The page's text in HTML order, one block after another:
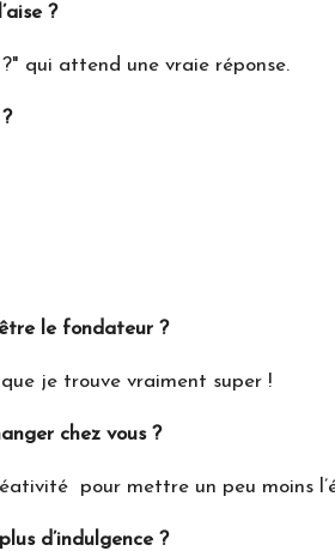
?
qui attend une vraie réponse.
le fondateur ?
je trouve vraiment super !
chez vous ?
pour mettre un peu moins
d’indulgence ?